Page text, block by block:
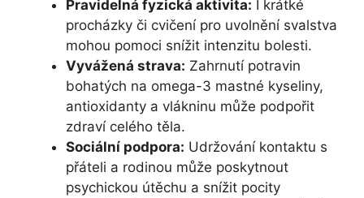
Pravidelná fyzická aktivita: I krátké
procházky či cvičení pro uvolnění svalstva
mohou pomoci snížit intenzitu bolesti.
Vyvážená strava: Zahrnutí potravin
bohatých na omega-3 mastné kyseliny,
antioxidanty a vlákninu může podpořit
zdraví celého těla.
Sociální podpora: Udržování kontaktu s
přáteli a rodinou může poskytnout
psychickou útěchu a snížit pocity